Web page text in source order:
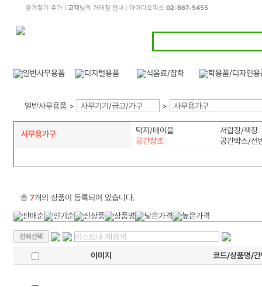
즐겨찾기 추가| 고객님의 거래점 안내 : 아이디오피스 02-867-5455
일반사무용품 > 사무기기/금고/가구 > 사무용가구
사무용가구 탁자/테이블
서랍장/책장
공간창조
공간박스/선
총 7개의 상품이 등록되어 있습니다.
이미지 코드/상품명/간